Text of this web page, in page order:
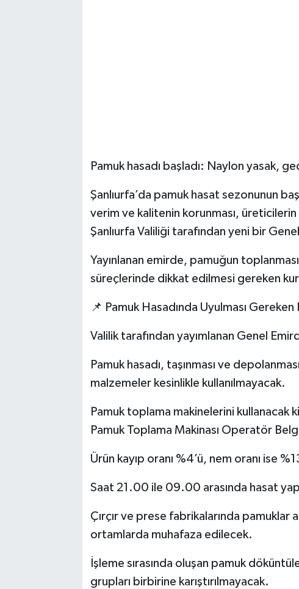
Pamuk hasadı başladı: Naylon yasak,
Şanlıurfa’da pamuk hasat sezonunun
verim ve kalitenin korunması, üreticilerin
Şanlıurfa Valiliği tarafından yeni bir
Yayınlanan emirde, pamuğun
süreçlerinde dikkat edilmesi gereken
📌 Pamuk Hasadında Uyulması Gereken
Valilik tarafından yayımlanan Genel
Pamuk hasadı, taşınması ve
malzemeler kesinlikle kullanılmayacak.
Pamuk toplama makinelerini kullanacak
Pamuk Toplama Makinası Operatör
Ürün kayıp oranı %4’ü, nem oranı ise
Saat 21.00 ile 09.00 arasında hasat
Çırçır ve prese fabrikalarında pamuklar
ortamlarda muhafaza edilecek.
İşleme sırasında oluşan pamuk
grupları birbirine karıştırılmayacak.